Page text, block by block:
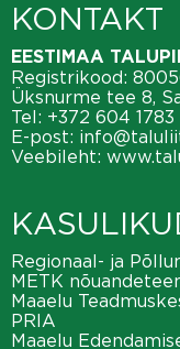
KONTAKT
EESTIMAA
Registrikood:
Üksnurme tee 8,
Tel: +372 604 1783
E-post:
Veebileht:
Regionaal- ja
METK
Maaelu
PRIA
Maaelu